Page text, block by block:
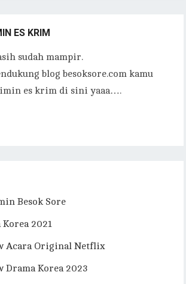
ES KRIM
sudah mampir.
blog besoksore.com kamu
es krim di sini yaaa….
Besok Sore
2021
Acara Original Netflix
Drama Korea 2023